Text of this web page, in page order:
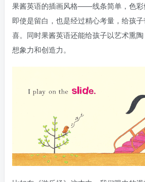
果酱英语的插画风格——线条简单，色彩
即使是留白，也是经过精心考量，给孩
喜。同时果酱英语还能给孩子以艺术熏
想象力和创造力。